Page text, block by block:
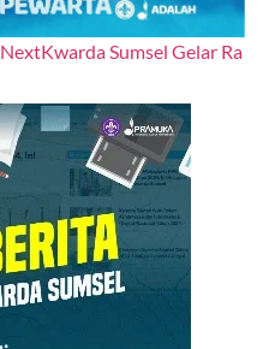
NextKwarda Sumsel Gelar